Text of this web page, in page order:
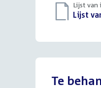
Lijst van
Lijst
Te